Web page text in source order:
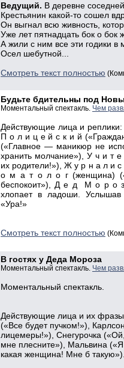
Ведущий. В деревне
Крестьянин какой-то сошел
Он выгнал всю живность,
Уже лет пятнадцать бок о бок
А жили с ним все эти годики в
Осел шебутной...
Смотреть текст полностью
Будьте бдительны под
Моментальный спектакль. Чем
Действующие лица и
П о л и ц е й с к и й
(«Главное — маникюр не
хранить молчание»), У ч и т
их родители!»), Ж у р н а л и с
о м а т о л о г (женщина)
беспокоит»), Д е д М о р о
хлопает в ладоши. Услышав
«Ура!»
Смотреть текст полностью
В гостях у Деда Мороза
Моментальный спектакль. Чем
Моментальный спектакль.
Действующие лица и их
(«Все будет пучком!»),
лицемеры!»), Снегурочка
мне плесните»), Мальвина
какая женщина! Мне б